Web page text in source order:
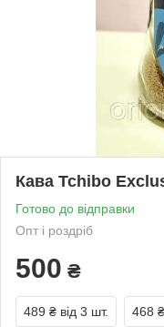
Кава Tchibo
Готово до відправки
Опт і роздріб
500 ₴
489 ₴ від 3 шт. 468 ₴